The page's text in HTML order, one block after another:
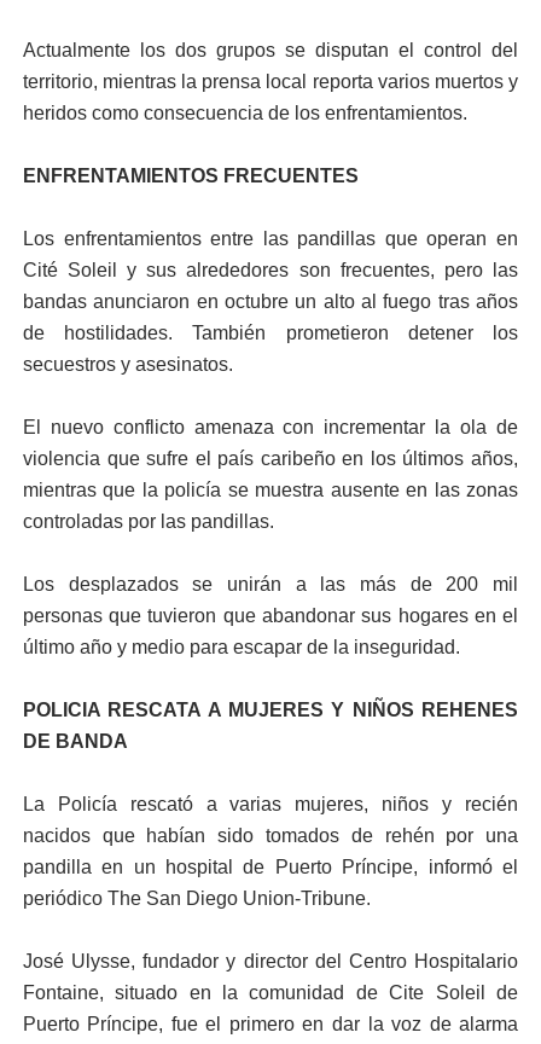
Actualmente los dos grupos se disputan el control del
territorio, mientras la prensa local reporta varios muertos y
heridos como consecuencia de los enfrentamientos.
ENFRENTAMIENTOS FRECUENTES
Los enfrentamientos entre las pandillas que operan en
Cité Soleil y sus alrededores son frecuentes, pero las
bandas anunciaron en octubre un alto al fuego tras años
de hostilidades. También prometieron detener los
secuestros y asesinatos.
El nuevo conflicto amenaza con incrementar la ola de
violencia que sufre el país caribeño en los últimos años,
mientras que la policía se muestra ausente en las zonas
controladas por las pandillas.
Los desplazados se unirán a las más de 200 mil
personas que tuvieron que abandonar sus hogares en el
último año y medio para escapar de la inseguridad.
POLICIA RESCATA A MUJERES Y NIÑOS REHENES
DE BANDA
La Policía rescató a varias mujeres, niños y recién
nacidos que habían sido tomados de rehén por una
pandilla en un hospital de Puerto Príncipe, informó el
periódico The San Diego Union-Tribune.
José Ulysse, fundador y director del Centro Hospitalario
Fontaine, situado en la comunidad de Cite Soleil de
Puerto Príncipe, fue el primero en dar la voz de alarma